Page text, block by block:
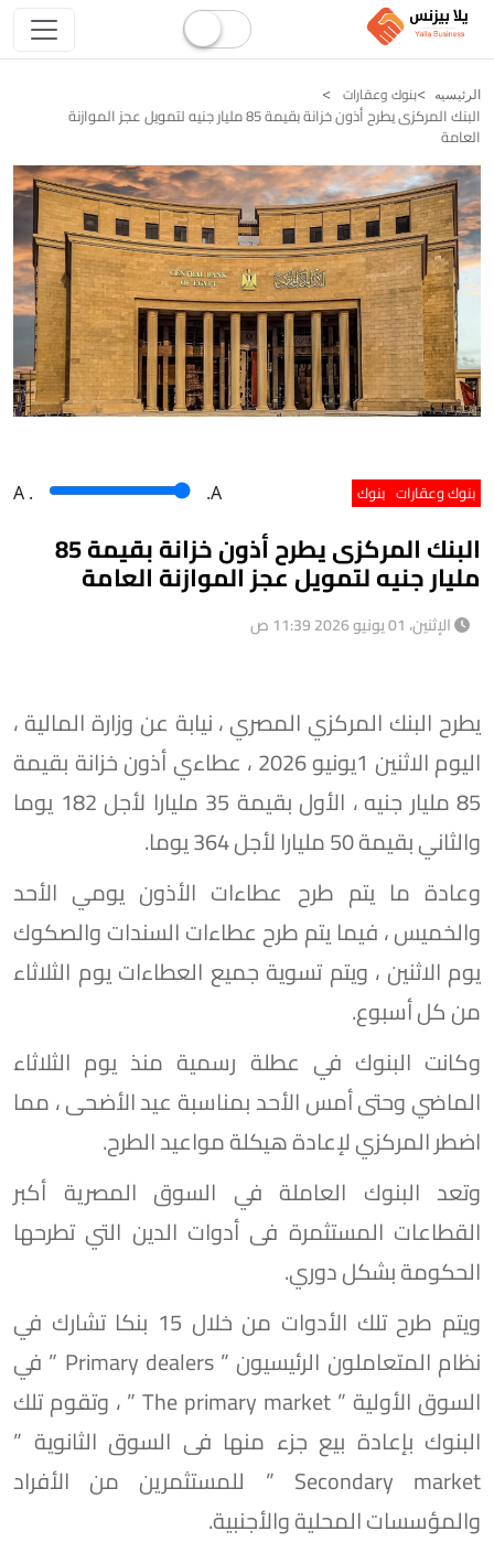
الرئيسيه بنوك وعقارات
البنك المركزى يطرح أذون خزانة بقيمة 85 مليار جنيه لتمويل عجز الموازنة
العامة
بنوك وعقارات بنوك A . .A
البنك المركزى يطرح أذون خزانة بقيمة 85
مليار جنيه لتمويل عجز الموازنة العامة
الإثنين، 01 يونيو 2026 11:39 ص
يطرح البنك المركزي المصري ، نيابة عن وزارة المالية ،
اليوم الاثنين 1يونيو 2026 ، عطاءي أذون خزانة بقيمة
85 مليار جنيه ، الأول بقيمة 35 مليارا لأجل 182 يوما
والثاني بقيمة 50 مليارا لأجل 364 يوما.
وعادة ما يتم طرح عطاءات الأذون يومي الأحد
والخميس ، فيما يتم طرح عطاءات السندات والصكوك
يوم الاثنين ، ويتم تسوية جميع العطاءات يوم الثلاثاء
من كل أسبوع.
وكانت البنوك في عطلة رسمية منذ يوم الثلاثاء
الماضي وحتى أمس الأحد بمناسبة عيد الأضحى ، مما
اضطر المركزي لإعادة هيكلة مواعيد الطرح.
وتعد البنوك العاملة في السوق المصرية أكبر
القطاعات المستثمرة فى أدوات الدين التي تطرحها
الحكومة بشكل دوري.
ويتم طرح تلك الأدوات من خلال 15 بنكا تشارك في
نظام المتعاملون الرئيسيون ” Primary dealers ” في
السوق الأولية ” The primary market ” ، وتقوم تلك
البنوك بإعادة بيع جزء منها فى السوق الثانوية ”
Secondary market ” للمستثمرين من الأفراد
والمؤسسات المحلية والأجنبية.